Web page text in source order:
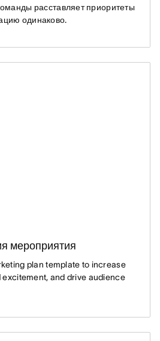
расставляет приоритеты
одинаково.
мероприятия
plan template to increase
and drive audience